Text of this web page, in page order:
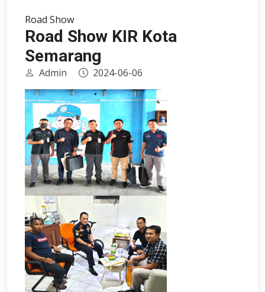
Road Show
Road Show KIR Kota
Semarang
Admin 2024-06-06